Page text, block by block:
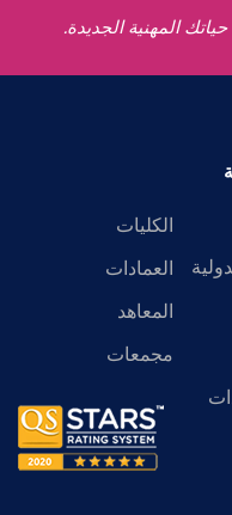
المهنية الجديدة.
الكليات
العمادات
المعاهد
مجمعات